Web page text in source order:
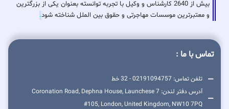
بیش از 2640 کارشناس و وکیل با تجربه توانسته بعنوان یکی از بزرگترین
و معتبرترین موسسات مهاجرتی و حقوق بین الملل شناخته شود.
تماس با ما :
تلفن تماس: 02191094757 - 32 خط
آدرس دفتر لندن: 7 Coronation Road, Dephna House, Launchese
#105, London, United Kingdom, NW10 7PQ